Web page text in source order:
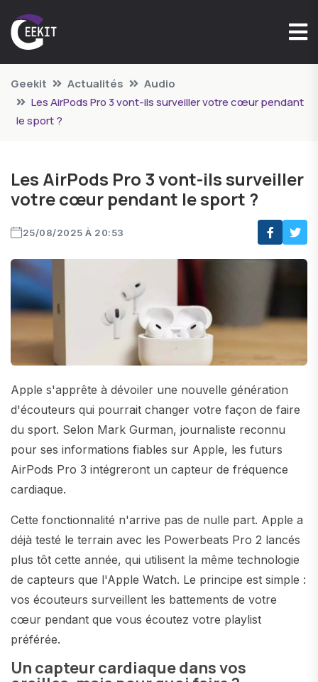
Geekit Actualités
Audio
Les AirPods Pro 3 vont-ils surveiller votre cœur pendant
le sport ?
Les AirPods Pro 3 vont-ils surveiller
votre cœur pendant le sport ?
25/08/2025 À 20:53
Apple s'apprête à dévoiler une nouvelle génération
d'écouteurs qui pourrait changer votre façon de faire
du sport. Selon Mark Gurman, journaliste reconnu
pour ses informations fiables sur Apple, les futurs
AirPods Pro 3 intégreront un capteur de fréquence
cardiaque.
Cette fonctionnalité n'arrive pas de nulle part. Apple a
déjà testé le terrain avec les Powerbeats Pro 2 lancés
plus tôt cette année, qui utilisent la même technologie
de capteurs que l'Apple Watch. Le principe est simple :
vos écouteurs surveillent les battements de votre
cœur pendant que vous écoutez votre playlist
préférée.
Un capteur cardiaque dans vos